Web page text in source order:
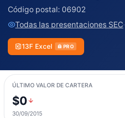
Código postal: 06902
Todas las presentaciones SEC·
13F Excel PRO
ÚLTIMO VALOR DE CARTERA
$0
30/09/2015